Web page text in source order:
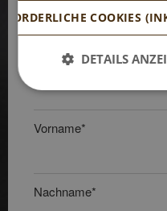
Vorname*
Nachname*
COOKIES
DETAILS